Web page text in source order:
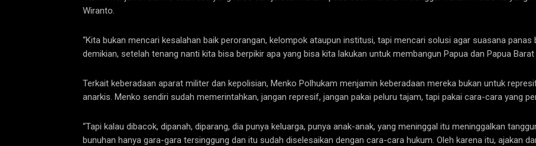
Wiranto.
“Kita bukan mencari kesalahan baik perorangan, kelompok ataupun institusi, tapi mencari solusi agar suasana panas
demikian, setelah tenang nanti kita bisa berpikir apa yang bisa kita lakukan untuk membangun Papua dan Papua Barat
Terkait keberadaan aparat militer dan kepolisian, Menko Polhukam menjamin keberadaan mereka bukan untuk
anarkis. Menko sendiri sudah memerintahkan, jangan represif, jangan pakai peluru tajam, tapi pakai cara-cara yang
“Tapi kalau dibacok, dipanah, diparang, dia punya keluarga, punya anak-anak, yang meninggal itu meninggalkan
bunuhan hanya gara-gara tersinggung dan itu sudah diselesaikan dengan cara-cara hukum. Oleh karena itu, ajakan